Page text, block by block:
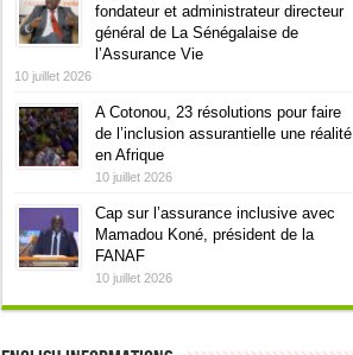
fondateur et administrateur directeur
général de La Sénégalaise de
l’Assurance Vie
10 juillet 2026
A Cotonou, 23 résolutions pour faire
de l’inclusion assurantielle une réalité
en Afrique
10 juillet 2026
Cap sur l’assurance inclusive avec
Mamadou Koné, président de la
FANAF
10 juillet 2026